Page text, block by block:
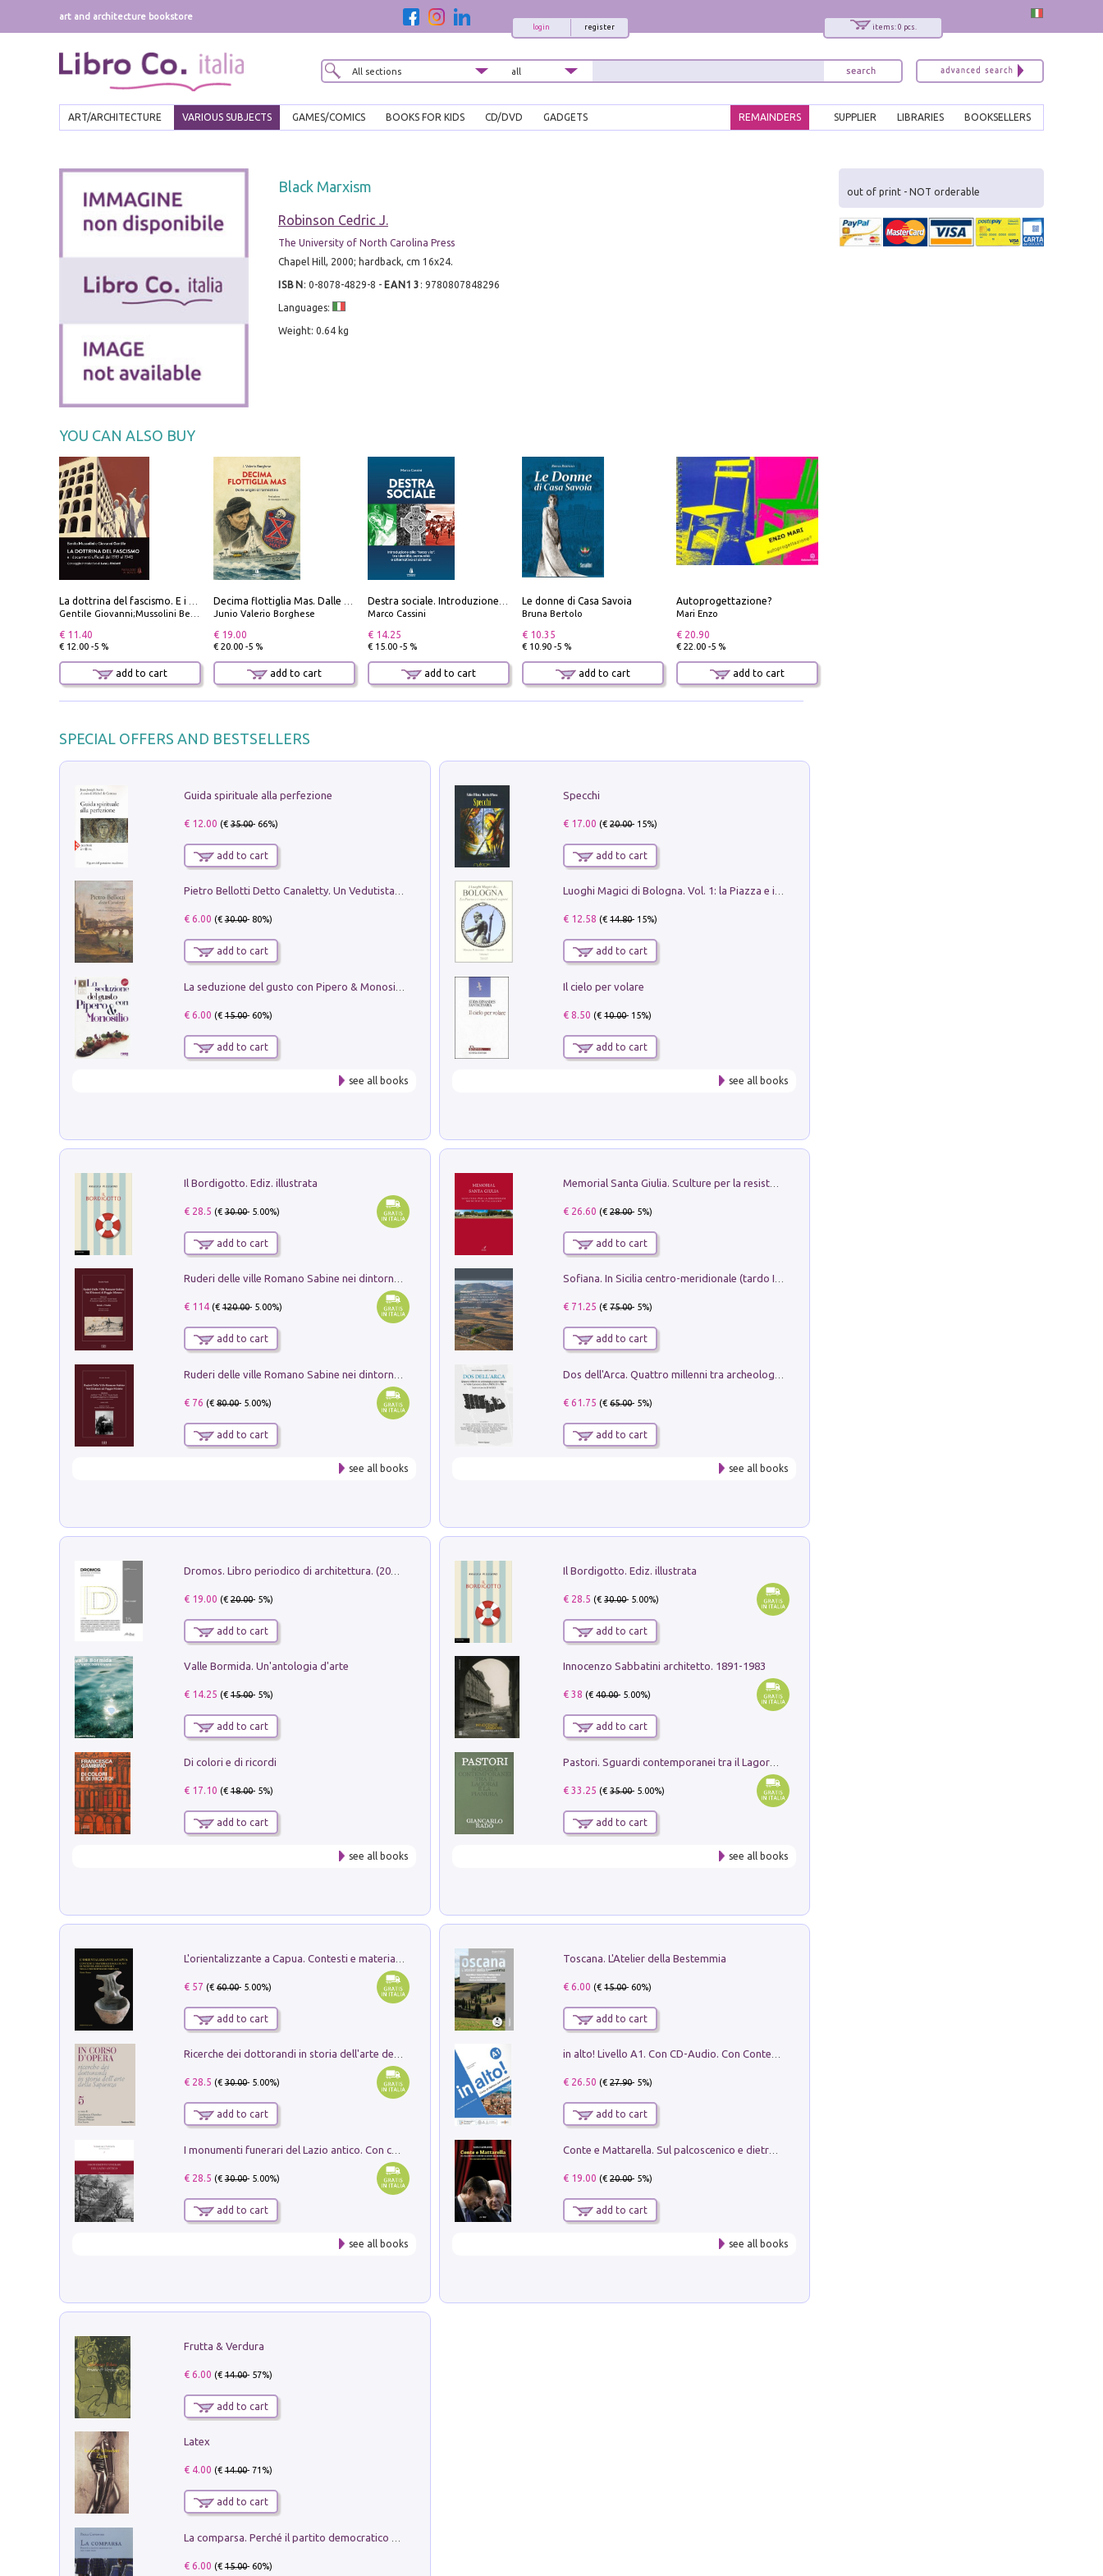
art and architecture bookstore
items: 0 pcs.
register
login
ART/ARCHITECTURE VARIOUS SUBJECTS GAMES/COMICS BOOKS FOR KIDS CD/DVD GADGETS BOOKSELLERS
LIBRARIES
SUPPLIER
REMAINDERS
Black Marxism
Robinson Cedric J.
The University of North Carolina Press
Chapel Hill, 2000; hardback, cm 16x24.
ISBN : 0-8078-4829-8 - EAN13 : 9780807848296
Languages:
Weight: 0.64 kg
YOU CAN ALSO BUY
La dottrina del fascismo. E i documenti ufficiali dal 1919 al 1945
Gentile Giovanni;Mussolini Benito
€ 11.40
€ 12.00 -5 %
add to cart
Decima flottiglia Mas. Dalle origini all'armistizio
Junio Valerio Borghese
€ 19.00
€ 20.00 -5 %
add to cart
Destra sociale. Introduzione alla «terza via», tra identità, comunità e alternativa al sistema
Marco Cassini
€ 14.25
€ 15.00 -5 %
add to cart
Le donne di Casa Savoia
Bruna Bertolo
€ 10.35
€ 10.90 -5 %
add to cart
Autoprogettazione?
Mari Enzo
€ 20.90
€ 22.00 -5 %
add to cart
SPECIAL OFFERS AND BESTSELLERS
Guida spirituale alla perfezione
€ 12.00 (€35.00- 66%)
add to cart
Pietro Bellotti Detto Canaletty. Un Vedutista Veneziano nella Francia dell'Ancien Régime
€ 6.00 (€30.00- 80%)
add to cart
€ 6.00 (€15.00- 60%)
add to cart
see all books
Specchi
€ 17.00 (€20.00- 15%)
add to cart
Luoghi Magici di Bologna. Vol. 1: la Piazza e i Suoi Simboli Segreti
€ 12.58 (€14.80- 15%)
add to cart
Il cielo per volare
€ 8.50 (€10.00- 15%)
add to cart
see all books
Il Bordigotto. Ediz. illustrata
€ 28.5 (€30.00- 5.00%)
add to cart
Ruderi delle ville Romano Sabine nei dintorni di Poggio Mirteto. Illustrati dal dott.re prof.re cav.re Ercole Nardi regio ispettore degli scavi e monumenti. Anno 1885. Tavole e studio. Con 25 tavole fuori testo in cartella editoriale
€ 114(€120.00- 5.00%)
add to cart
€ 76 (€80.00- 5.00%)
add to cart
see all books
€ 26.60 (€28.00- 5%)
add to cart
Sofiana. In Sicilia centro-meridionale (tardo III-metà IX secolo d.C.): dall'agro-town tardo-imperiale al villaggio medio-bizantino. Nuova ediz.
€ 71.25 (€75.00- 5%)
add to cart
€ 61.75 (€65.00- 5%)
add to cart
see all books
Dromos. Libro periodico di architettura. (2026). Vol. 15: Post-model
€ 19.00 (€20.00- 5%)
add to cart
Valle Bormida. Un'antologia d'arte
€ 14.25 (€15.00- 5%)
add to cart
Di colori e di ricordi
€ 17.10 (€18.00- 5%)
add to cart
see all books
Il Bordigotto. Ediz. illustrata
€ 28.5 (€30.00- 5.00%)
add to cart
Innocenzo Sabbatini architetto. 1891-1983
€ 38 (€40.00- 5.00%)
add to cart
€ 33.25 (€35.00- 5.00%)
add to cart
see all books
€ 57 (€60.00- 5.00%)
add to cart
Ricerche dei dottorandi in storia dell'arte della Sapienza
€ 28.5 (€30.00- 5.00%)
add to cart
I monumenti funerari del Lazio antico. Con cartella con tavole
€ 28.5 (€30.00- 5.00%)
add to cart
see all books
Toscana. L'Atelier della Bestemmia
€ 6.00 (€15.00- 60%)
add to cart
in alto! Livello A1. Con CD-Audio. Con Contenuto digitale per accesso on line
€ 26.50 (€27.90- 5%)
add to cart
€ 19.00 (€20.00- 5%)
add to cart
see all books
Frutta & Verdura
€ 6.00 (€14.00- 57%)
add to cart
Latex
€ 4.00 (€14.00- 71%)
add to cart
€ 6.00 (€15.00- 60%)
out of print - NOT orderable
x
Interessato ai nostri libri?
Allora iscriviti alla nostra newsletter!
Sarai informato delle nostre novità, potrai
comunque cancellarti quando desideri.